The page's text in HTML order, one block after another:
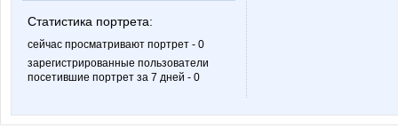
Статистика портрета:
сейчас просматривают портрет - 0
зарегистрированные пользователи
посетившие портрет за 7 дней - 0